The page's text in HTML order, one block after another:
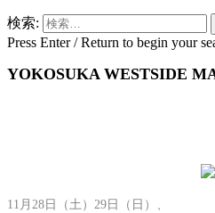
検索:
Press Enter / Return to begin your
YOKOSUKA WESTSIDE
11月28日（土）29日（日）、